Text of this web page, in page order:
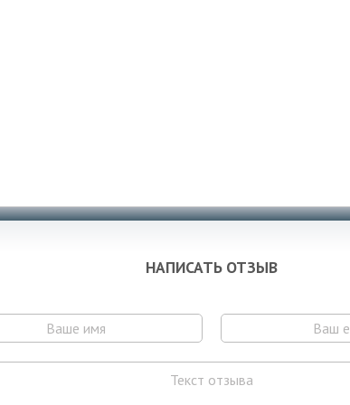
НАПИСАТЬ ОТЗЫВ